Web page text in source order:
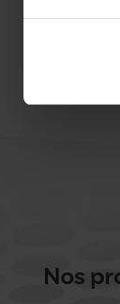
Nos